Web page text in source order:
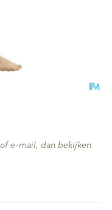
e-mail, dan bekijken